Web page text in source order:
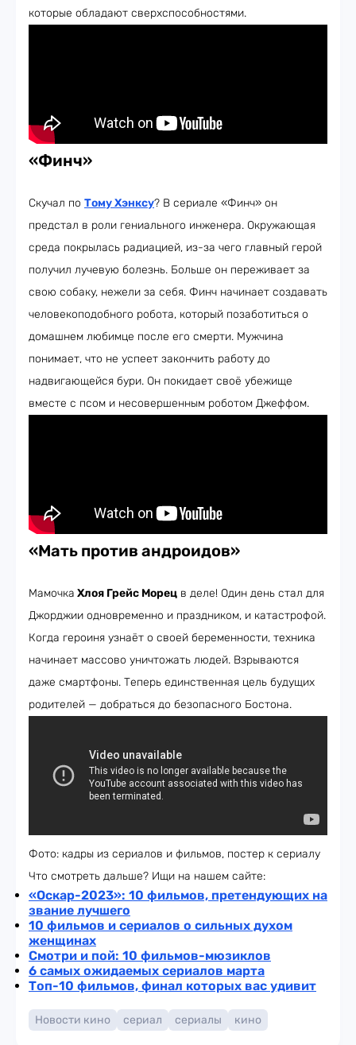
которые обладают сверхспособностями.
«Финч»
Скучал по Тому Хэнксу? В сериале «Финч» он
предстал в роли гениального инженера. Окружающая
среда покрылась радиацией, из-за чего главный герой
получил лучевую болезнь. Больше он переживает за
свою собаку, нежели за себя. Финч начинает создавать
человекоподобного робота, который позаботиться о
домашнем любимце после его смерти. Мужчина
понимает, что не успеет закончить работу до
надвигающейся бури. Он покидает своё убежище
вместе с псом и несовершенным роботом Джеффом.
«Мать против андроидов»
Мамочка Хлоя Грейс Морец в деле! Один день стал для
Джорджии одновременно и праздником, и катастрофой.
Когда героиня узнаёт о своей беременности, техника
начинает массово уничтожать людей. Взрываются
даже смартфоны. Теперь единственная цель будущих
родителей — добраться до безопасного Бостона.
Фото: кадры из сериалов и фильмов, постер к сериалу
Что смотреть дальше? Ищи на нашем сайте:
«Оскар-2023»: 10 фильмов, претендующих на
звание лучшего
10 фильмов и сериалов о сильных духом
женщинах
Смотри и пой: 10 фильмов-мюзиклов
6 самых ожидаемых сериалов марта
Топ-10 фильмов, финал которых вас удивит
Новости кино сериал сериалы кино